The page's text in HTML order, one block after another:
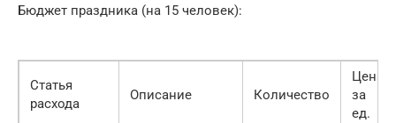
Бюджет праздника (на 15 человек):
Статья
расхода
Описание Количество
Цена
за
ед.